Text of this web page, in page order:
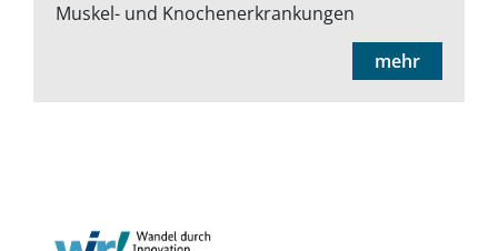
Muskel- und Knochenerkrankungen
mehr